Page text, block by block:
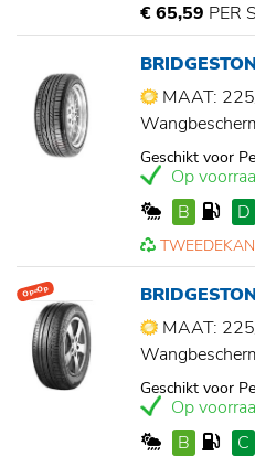
€ 65,59 PER
MAAT:
Geschikt voor
Op
B
D
Op=Op
MAAT:
Geschikt voor
Op
B
C